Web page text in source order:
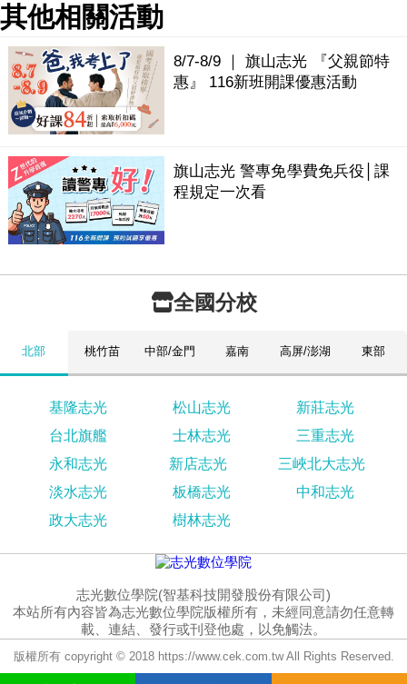
其他相關活動
8/7-8/9 ｜ 旗山志光 『父親節特
惠』 116新班開課優惠活動
旗山志光 警專免學費免兵役│課
程規定一次看
全國分校
北部 桃竹苗 中部/金門 嘉南 高屏/澎湖 東部
基隆志光 松山志光
新莊志光
台北旗艦
士林志光
三重志光
永和志光
新店志光
三峽北大志光
淡水志光
板橋志光
中和志光
政大志光
樹林志光
志光數位學院(智基科技開發股份有限公司)
本站所有內容皆為志光數位學院版權所有，未經同意請勿任意轉
載、連結、發行或刊登他處，以免觸法。
版權所有 copyright © 2018 https://www.cek.com.tw All Rights Reserved.